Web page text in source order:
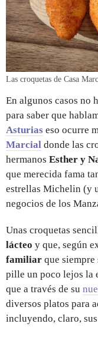
Las croquetas de Casa
En algunos casos no
para saber que
Asturias eso ocurre
Marcial donde las
hermanos Esther y
que merecida fama
estrellas Michelin (y
negocios de los
Unas croquetas
lácteo y que, según
familiar que siempre
pille un poco lejos la
que a través de su
diversos platos para
incluyendo, claro,